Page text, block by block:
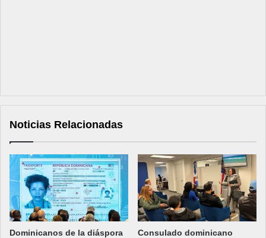
Noticias Relacionadas
Dominicanos de la diáspora
Consulado dominicano